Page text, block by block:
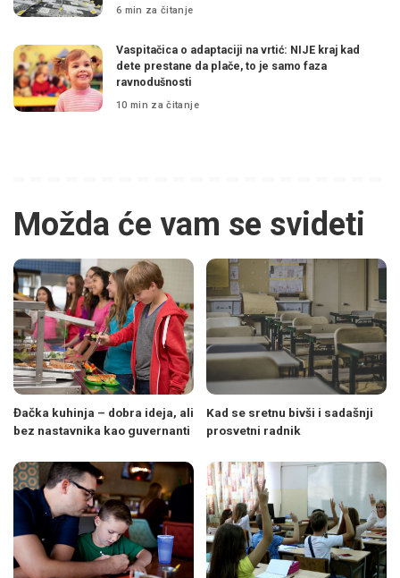
6 min za čitanje
Vaspitačica o adaptaciji na vrtić: NIJE kraj kad
dete prestane da plače, to je samo faza
ravnodušnosti
10 min za čitanje
Možda će vam se svideti
Đačka kuhinja – dobra ideja, ali
bez nastavnika kao guvernanti
Kad se sretnu bivši i sadašnji
prosvetni radnik